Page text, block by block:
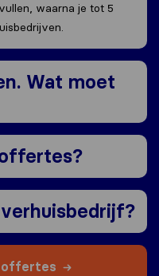
waarna je tot 5
Wat moet
offertes